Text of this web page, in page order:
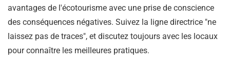
avantages de l'écotourisme avec une prise de conscience
des conséquences négatives. Suivez la ligne directrice "ne
laissez pas de traces", et discutez toujours avec les locaux
pour connaître les meilleures pratiques.